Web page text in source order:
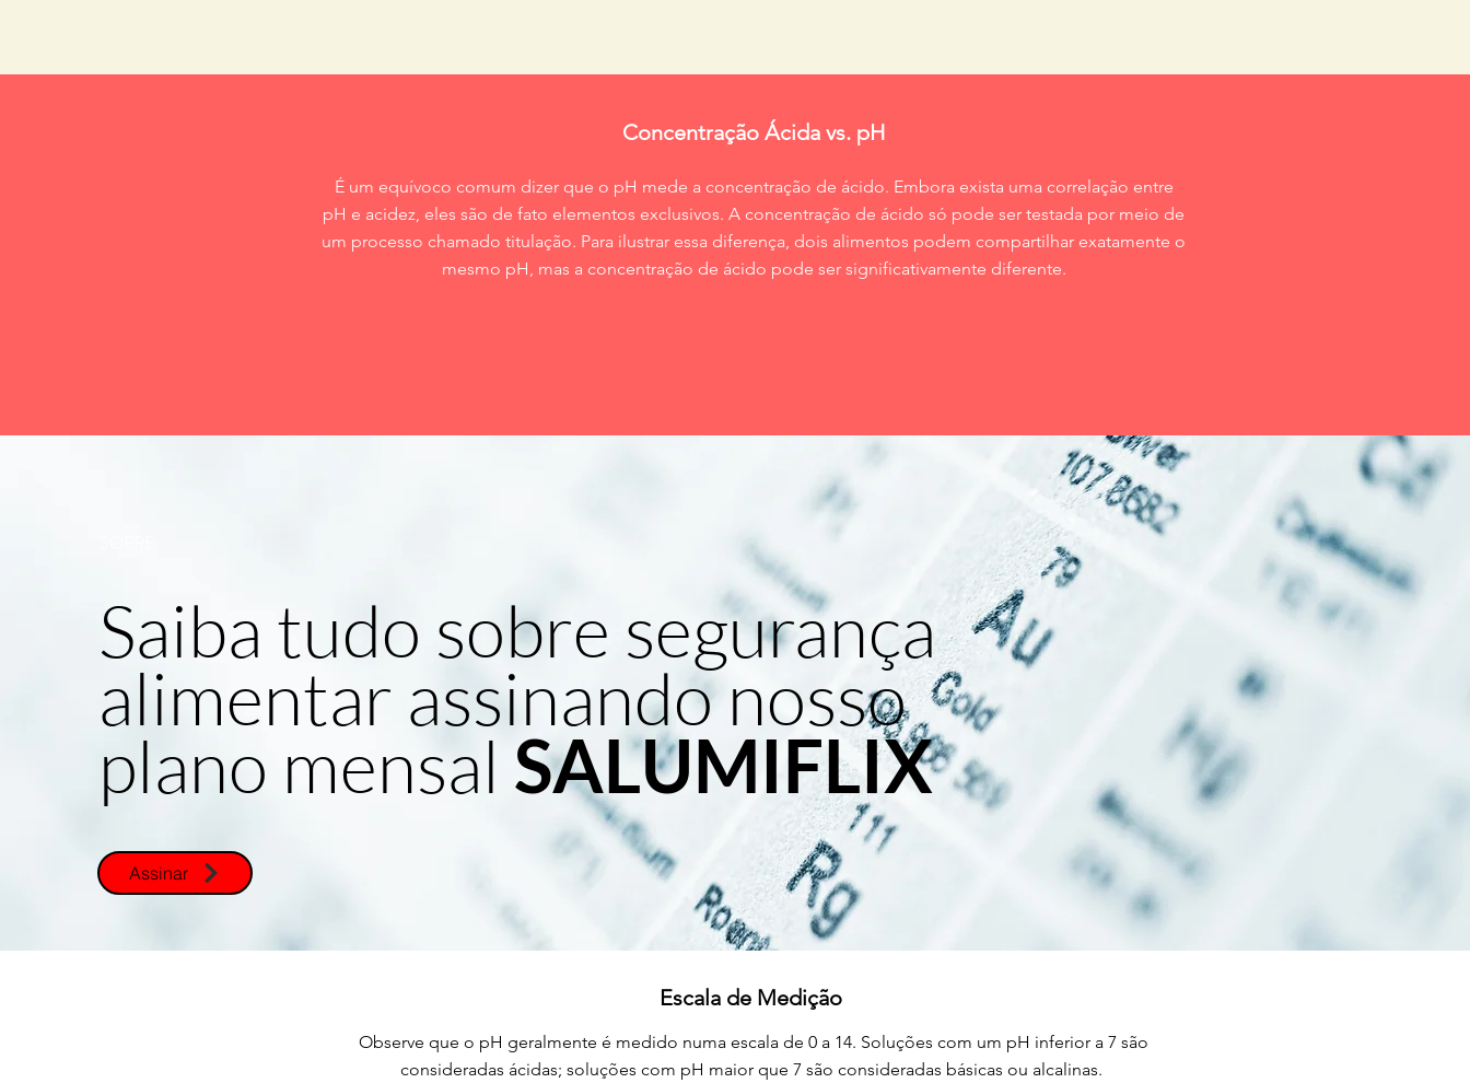
Concentração Ácida vs. pH
É um equívoco comum dizer que o pH mede a concentração de ácido. Embora exista uma correlação entre
pH e acidez, eles são de fato elementos exclusivos. A concentração de ácido só pode ser testada por meio de
um processo chamado titulação. Para ilustrar essa diferença, dois alimentos podem compartilhar exatamente o
mesmo pH, mas a concentração de ácido pode ser significativamente diferente.
Saiba tudo sobre segurança
alimentar assinando nosso
plano mensal SALUMIFLIX
Assinar
Escala de Medição
Observe que o pH geralmente é medido numa escala de 0 a 14. Soluções com um pH inferior a 7 são
consideradas ácidas; soluções com pH maior que 7 são consideradas básicas ou alcalinas.